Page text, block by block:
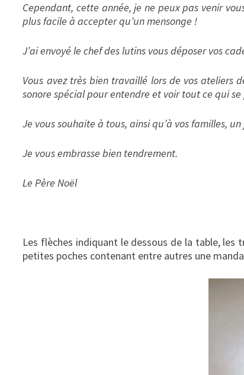
Cependant, cette année, je ne peux pas venir
plus facile à accepter qu’un mensonge !
J’ai envoyé le chef des lutins vous déposer vos
Vous avez très bien travaillé lors de vos ateliers
sonore spécial pour entendre et voir tout ce qui
Je vous souhaite à tous, ainsi qu’à vos familles,
Je vous embrasse bien tendrement.
Le Père Noël
Les flèches indiquant le dessous de la table, les
petites poches contenant entre autres une